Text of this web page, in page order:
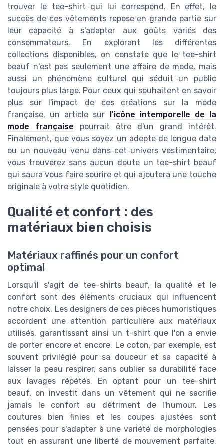
trouver le tee-shirt qui lui correspond. En effet, le
succès de ces vêtements repose en grande partie sur
leur capacité à s'adapter aux goûts variés des
consommateurs. En explorant les différentes
collections disponibles, on constate que le tee-shirt
beauf n'est pas seulement une affaire de mode, mais
aussi un phénomène culturel qui séduit un public
toujours plus large. Pour ceux qui souhaitent en savoir
plus sur l'impact de ces créations sur la mode
française, un article sur
l'icône intemporelle de la
mode française pourrait être d'un grand intérêt.
Finalement, que vous soyez un adepte de longue date
ou un nouveau venu dans cet univers vestimentaire,
vous trouverez sans aucun doute un tee-shirt beauf
qui saura vous faire sourire et qui ajoutera une touche
originale à votre style quotidien.
Qualité et confort : des
matériaux bien choisis
Matériaux raffinés pour un confort
optimal
Lorsqu'il s'agit de tee-shirts beauf, la qualité et le
confort sont des éléments cruciaux qui influencent
notre choix. Les designers de ces pièces humoristiques
accordent une attention particulière aux matériaux
utilisés, garantissant ainsi un t-shirt que l'on a envie
de porter encore et encore. Le coton, par exemple, est
souvent privilégié pour sa douceur et sa capacité à
laisser la peau respirer, sans oublier sa durabilité face
aux lavages répétés. En optant pour un tee-shirt
beauf, on investit dans un vêtement qui ne sacrifie
jamais le confort au détriment de l'humour. Les
coutures bien finies et les coupes ajustées sont
pensées pour s'adapter à une variété de morphologies
tout en assurant une liberté de mouvement parfaite.